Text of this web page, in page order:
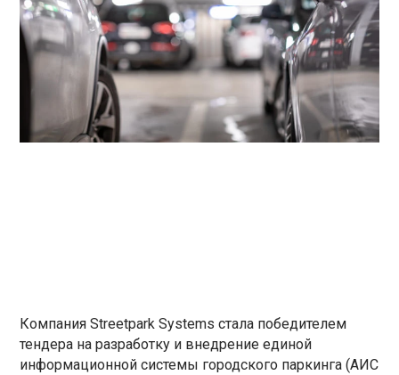
Компания Streetpark Systems стала победителем
тендера на разработку и внедрение единой
информационной системы городского паркинга (АИС